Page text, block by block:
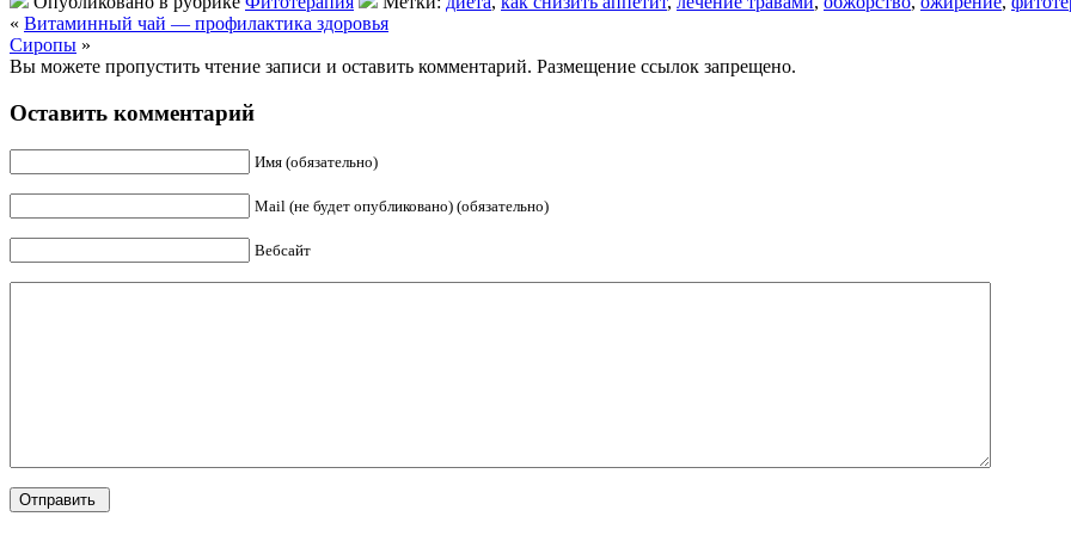
« Витаминный чай — профилактика здоровья
Сиропы »
Вы можете пропустить чтение записи и оставить комментарий. Размещение ссылок запрещено.
Оставить комментарий
Имя (обязательно)
Mail (не будет опубликовано) (обязательно)
Вебсайт